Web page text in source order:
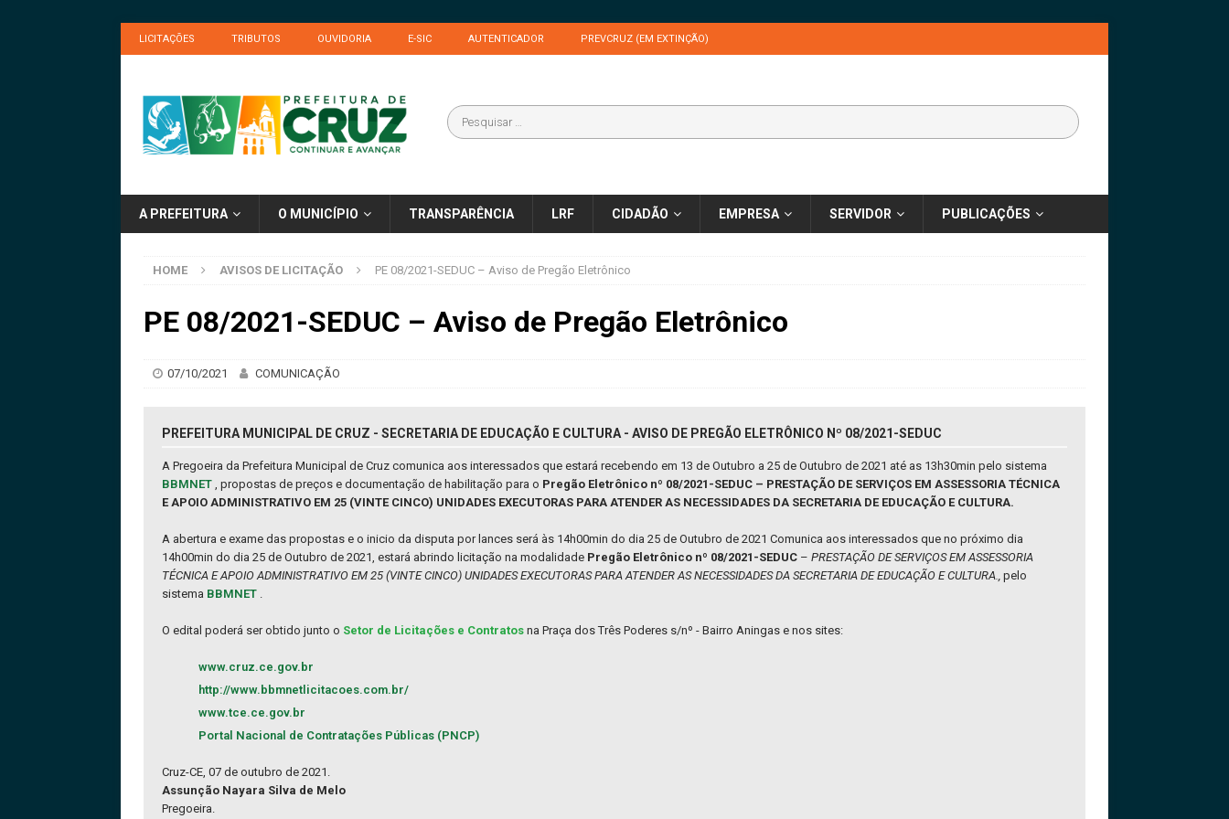
LICITAÇÕES TRIBUTOS OUVIDORIA E-SIC AUTENTICADOR PREVCRUZ (EM EXTINÇÃO)
A PREFEITURA O MUNICÍPIO TRANSPARÊNCIA LRF CIDADÃO EMPRESA SERVIDOR PUBLICAÇÕES
HOME AVISOS DE LICITAÇÃO PE 08/2021-SEDUC – Aviso de Pregão Eletrônico
PE 08/2021-SEDUC – Aviso de Pregão Eletrônico
07/10/2021 COMUNICAÇÃO
PREFEITURA MUNICIPAL DE CRUZ - SECRETARIA DE EDUCAÇÃO E CULTURA - AVISO DE PREGÃO ELETRÔNICO Nº 08/2021-SEDUC
A Pregoeira da Prefeitura Municipal de Cruz comunica aos interessados que estará recebendo em 13 de Outubro a 25 de Outubro de 2021 até as 13h30min pelo sistema
BBMNET , propostas de preços e documentação de habilitação para o Pregão Eletrônico nº 08/2021-SEDUC – PRESTAÇÃO DE SERVIÇOS EM ASSESSORIA TÉCNICA
E APOIO ADMINISTRATIVO EM 25 (VINTE CINCO) UNIDADES EXECUTORAS PARA ATENDER AS NECESSIDADES DA SECRETARIA DE EDUCAÇÃO E CULTURA.
A abertura e exame das propostas e o inicio da disputa por lances será às 14h00min do dia 25 de Outubro de 2021 Comunica aos interessados que no próximo dia
14h00min do dia 25 de Outubro de 2021, estará abrindo licitação na modalidade Pregão Eletrônico nº 08/2021-SEDUC – PRESTAÇÃO DE SERVIÇOS EM ASSESSORIA
TÉCNICA E APOIO ADMINISTRATIVO EM 25 (VINTE CINCO) UNIDADES EXECUTORAS PARA ATENDER AS NECESSIDADES DA SECRETARIA DE EDUCAÇÃO E CULTURA., pelo
sistema BBMNET .
O edital poderá ser obtido junto o Setor de Licitações e Contratos na Praça dos Três Poderes s/nº - Bairro Aningas e nos sites:
www.cruz.ce.gov.br
http://www.bbmnetlicitacoes.com.br/
www.tce.ce.gov.br
Portal Nacional de Contratações Públicas (PNCP)
Cruz-CE, 07 de outubro de 2021.
Assunção Nayara Silva de Melo
Pregoeira.